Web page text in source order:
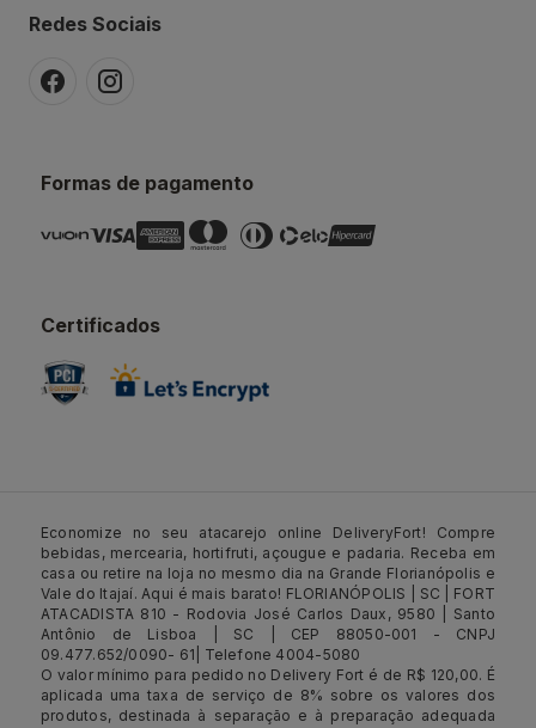
Redes Sociais
Formas de pagamento
Certificados
Economize no seu atacarejo online DeliveryFort! Compre
bebidas, mercearia, hortifruti, açougue e padaria. Receba em
casa ou retire na loja no mesmo dia na Grande Florianópolis e
Vale do Itajaí. Aqui é mais barato! FLORIANÓPOLIS | SC | FORT
ATACADISTA 810 - Rodovia José Carlos Daux, 9580 | Santo
Antônio de Lisboa | SC | CEP 88050-001 - CNPJ
09.477.652/0090- 61| Telefone 4004-5080
O valor mínimo para pedido no Delivery Fort é de R$ 120,00. É
aplicada uma taxa de serviço de 8% sobre os valores dos
produtos, destinada à separação e à preparação adequada